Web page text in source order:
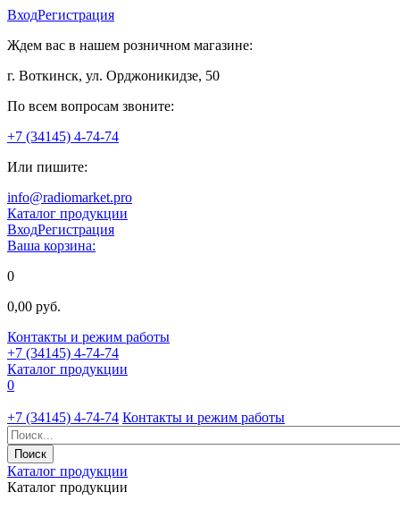
ВходРегистрация
Ждем вас в нашем розничном магазине:
г. Воткинск, ул. Орджоникидзе, 50
По всем вопросам звоните:
+7 (34145) 4-74-74
Или пишите:
info@radiomarket.pro
Каталог продукции
ВходРегистрация
Ваша корзина:
0
0,00 руб.
Контакты и режим работы
+7 (34145) 4-74-74
Каталог продукции
0
+7 (34145) 4-74-74 Контакты и режим работы
Каталог продукции
Каталог продукции